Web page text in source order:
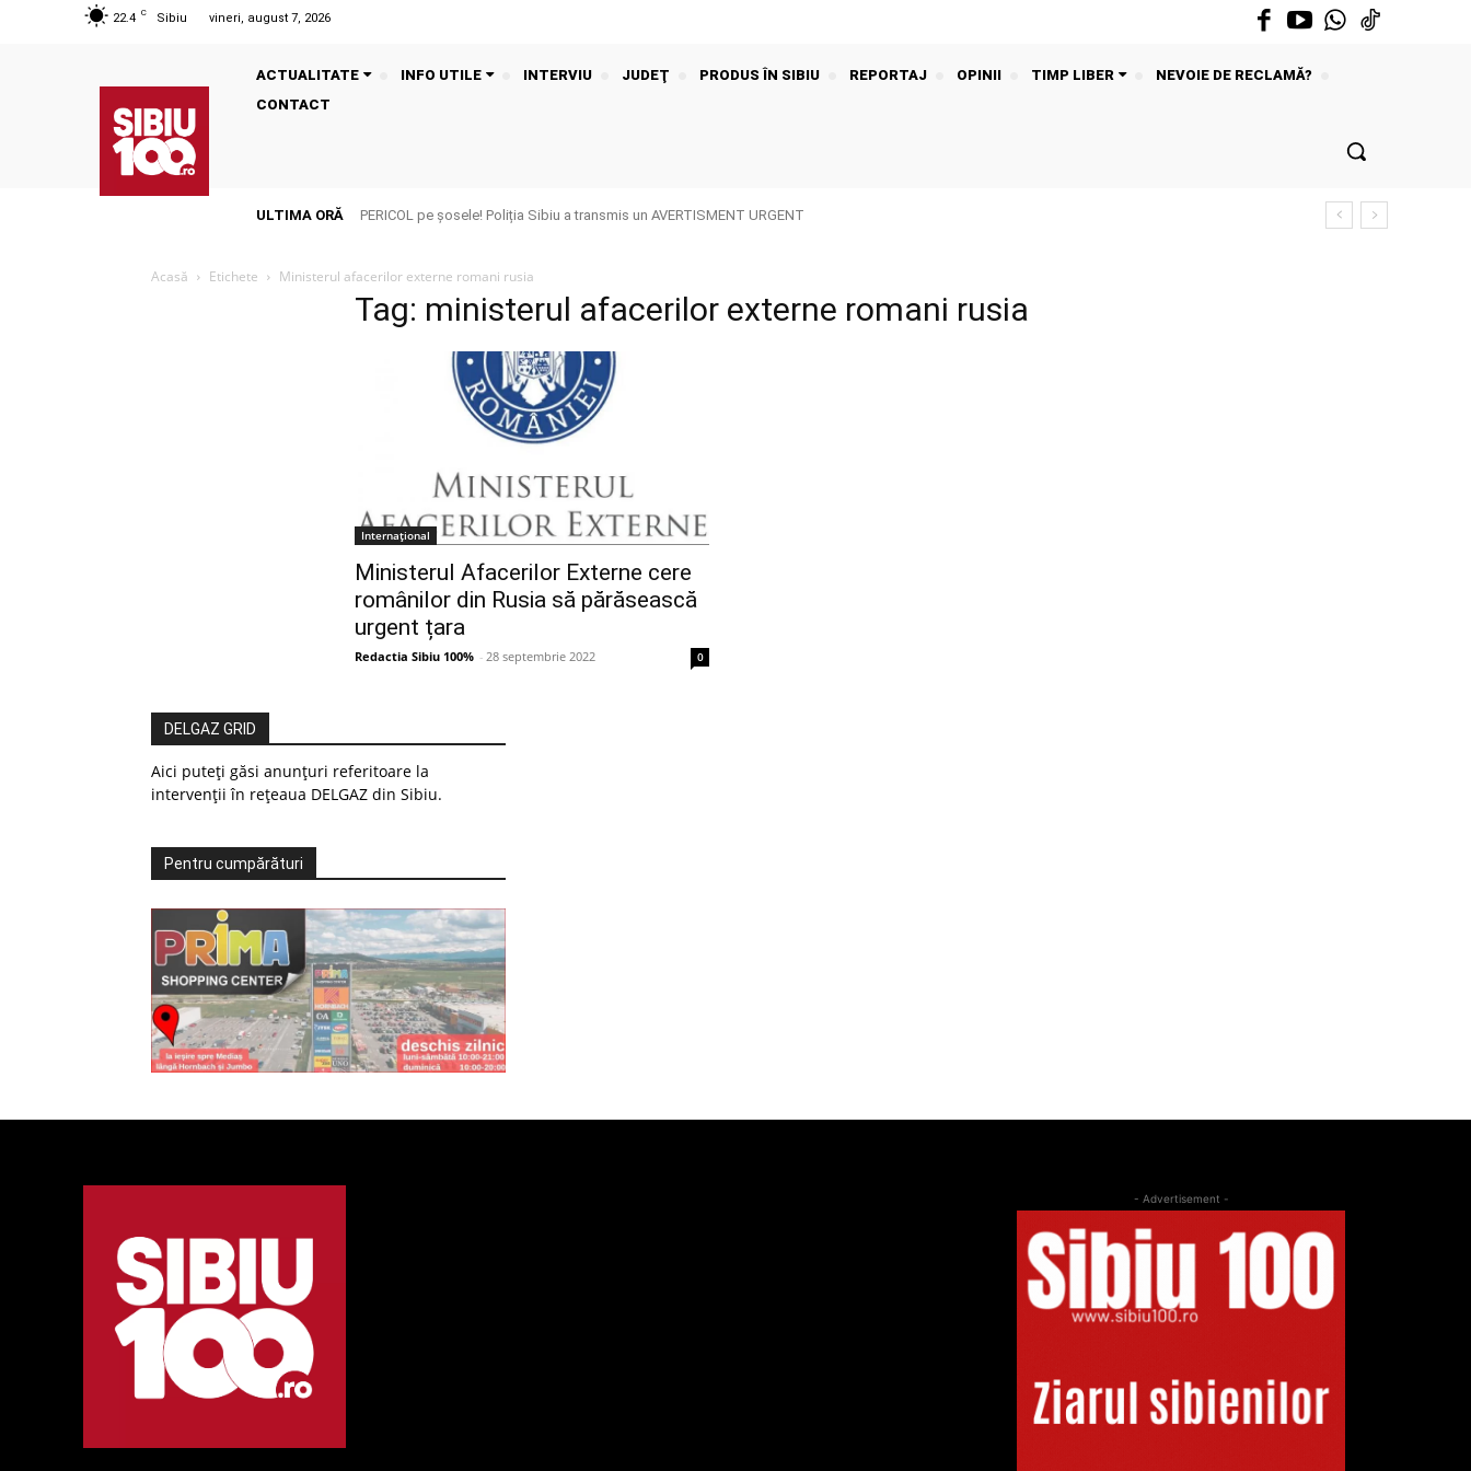
22.4 C Sibiu vineri, august 7, 2026
ACTUALITATE INFO UTILE INTERVIU JUDEŢ PRODUS ÎN SIBIU REPORTAJ OPINII TIMP LIBER
NEVOIE DE RECLAMĂ?
CONTACT
ULTIMA ORĂ PERICOL pe șosele! Poliția Sibiu a transmis un AVERTISMENT URGENT
Acasă Etichete Ministerul afacerilor externe romani rusia
Tag: ministerul afacerilor externe romani rusia
Internațional
Ministerul Afacerilor Externe cere
românilor din Rusia să părăsească
urgent țara
Redactia Sibiu 100% - 28 septembrie 2022 0
DELGAZ GRID
Aici puteți găsi anunțuri referitoare la
intervenții în rețeaua DELGAZ din Sibiu.
Pentru cumpărături
- Advertisement -